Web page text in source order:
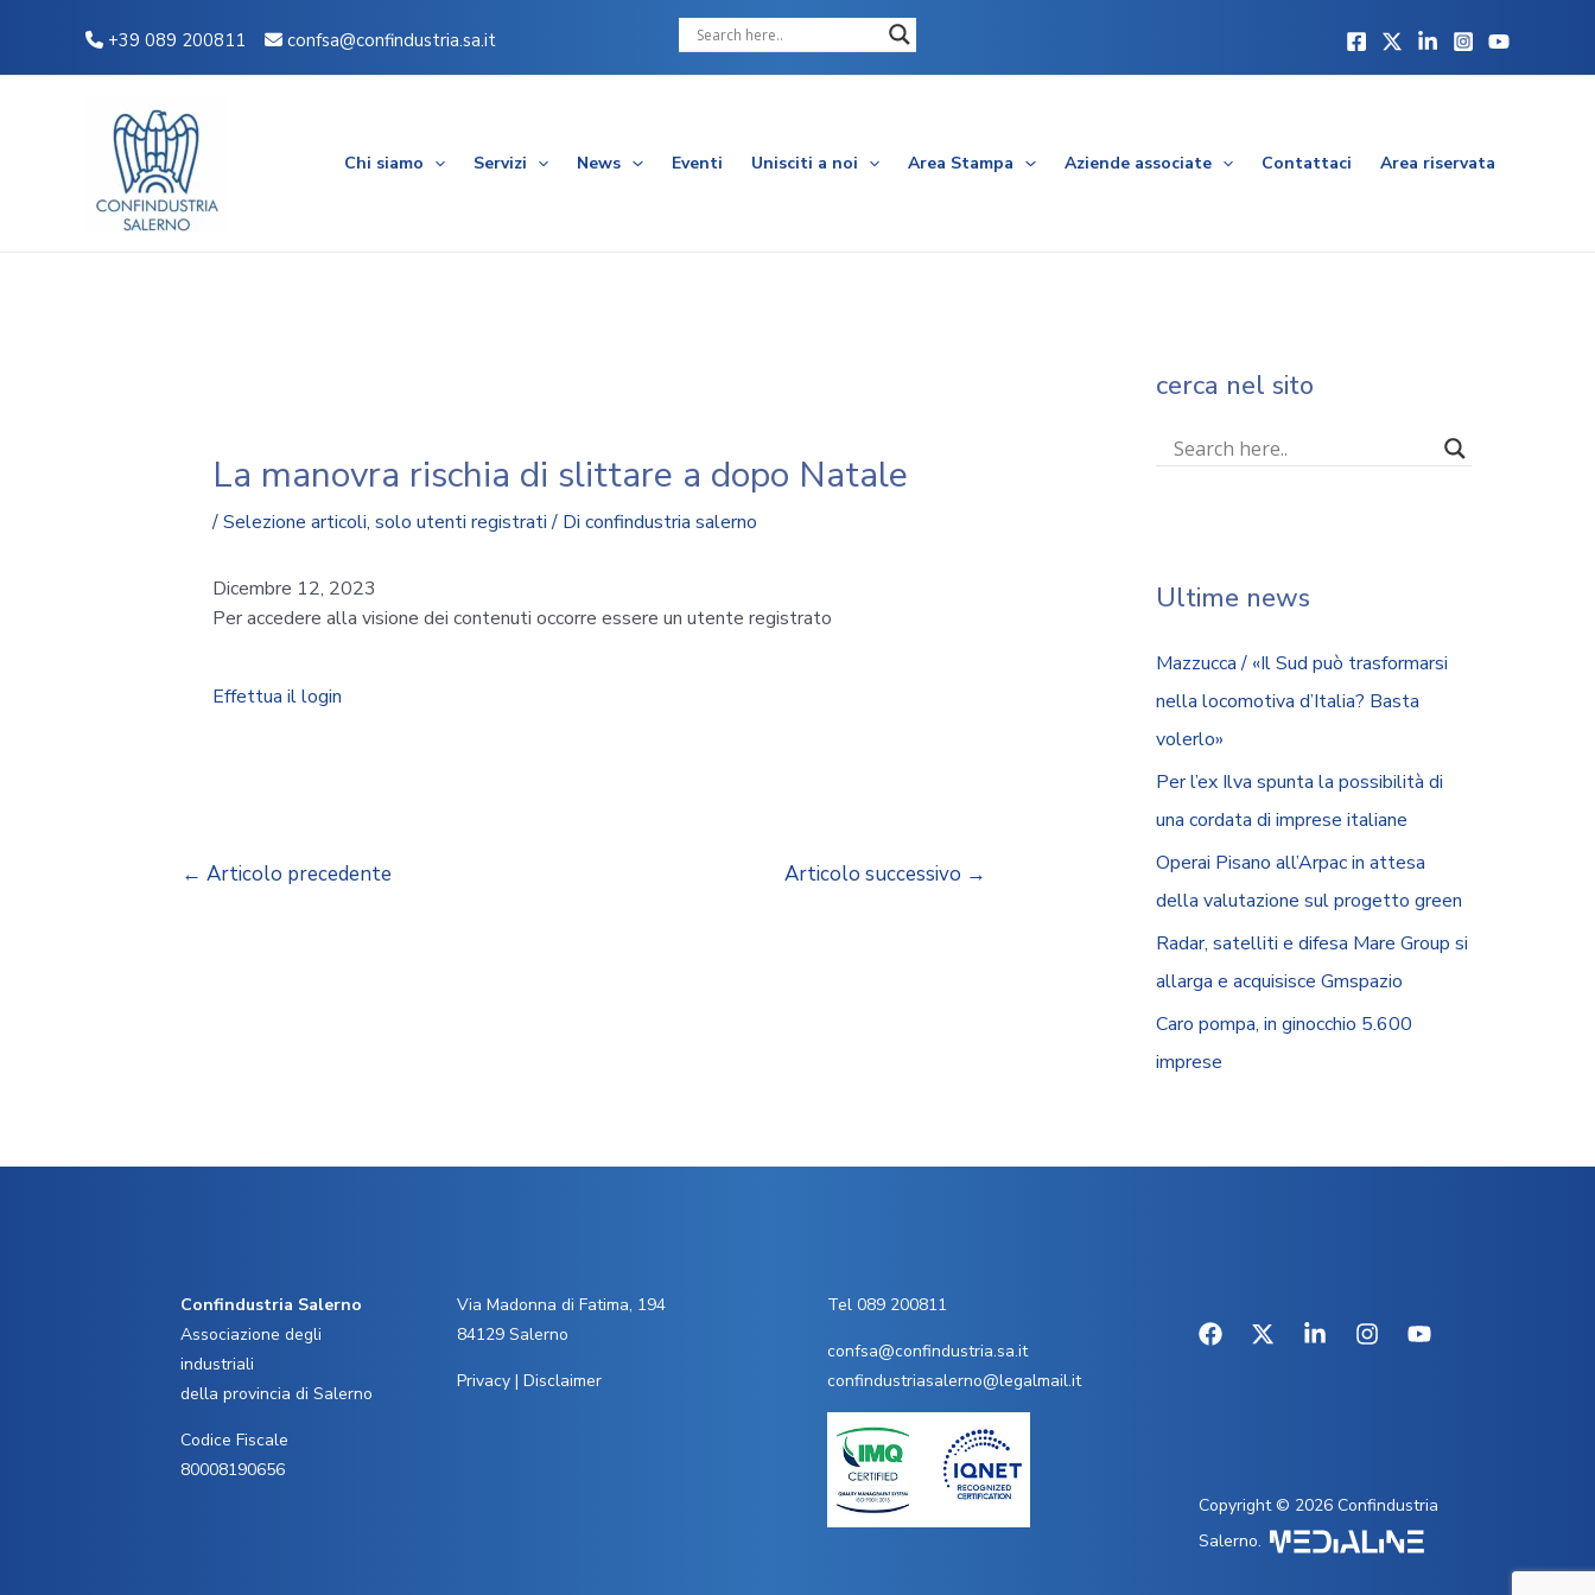
contenuto
+39 089 200811 confsa@confindustria.sa.it
Chi siamo Servizi News Eventi Unisciti a noi Area Stampa Aziende associate Contattaci Area riservata
La manovra rischia di slittare a dopo Natale
/Selezione articoli, solo utenti registrati/ Di confindustria salerno
Dicembre 12, 2023
Per accedere alla visione dei contenuti occorre essere un utente registrato
Effettua il login
articoli
← Articolo precedente Articolo successivo →
cerca nel sito
Ultime news
Mazzucca / «Il Sud può trasformarsi
nella locomotiva d’Italia? Basta
volerlo»
Per l’ex Ilva spunta la possibilità di
una cordata di imprese italiane
Operai Pisano all’Arpac in attesa
della valutazione sul progetto green
Radar, satelliti e difesa Mare Group si
allarga e acquisisce Gmspazio
Caro pompa, in ginocchio 5.600
imprese
Confindustria Salerno
Associazione degli
industriali
della provincia di Salerno
Codice Fiscale
80008190656
Via Madonna di Fatima, 194
84129 Salerno
Privacy| Disclaimer
Tel 089 200811
confsa@confindustria.sa.it
confindustriasalerno@legalmail.it
Copyright © 2026 Confindustria
Salerno.